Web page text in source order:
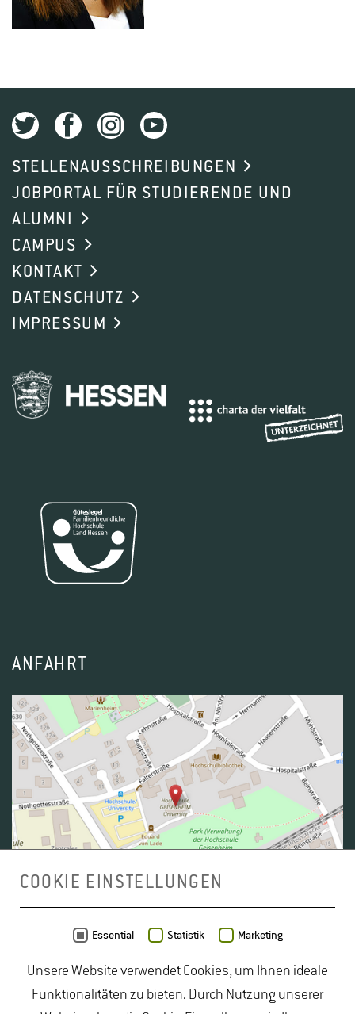
STELLENAUSSCHREIBUNGEN
JOBPORTAL FÜR STUDIERENDE UND
ALUMNI
CAMPUS
KONTAKT
DATENSCHUTZ
IMPRESSUM
ANFAHRT
OpenStreetMap - Veröffentlicht unterODbL
duales Studium Gartenbau| Gartenbau Studium|
COOKIE EINSTELLUNGEN
Essential Statistik Marketing
Unsere Website verwendet Cookies, um Ihnen ideale
Funktionalitäten zu bieten. Durch Nutzung unserer